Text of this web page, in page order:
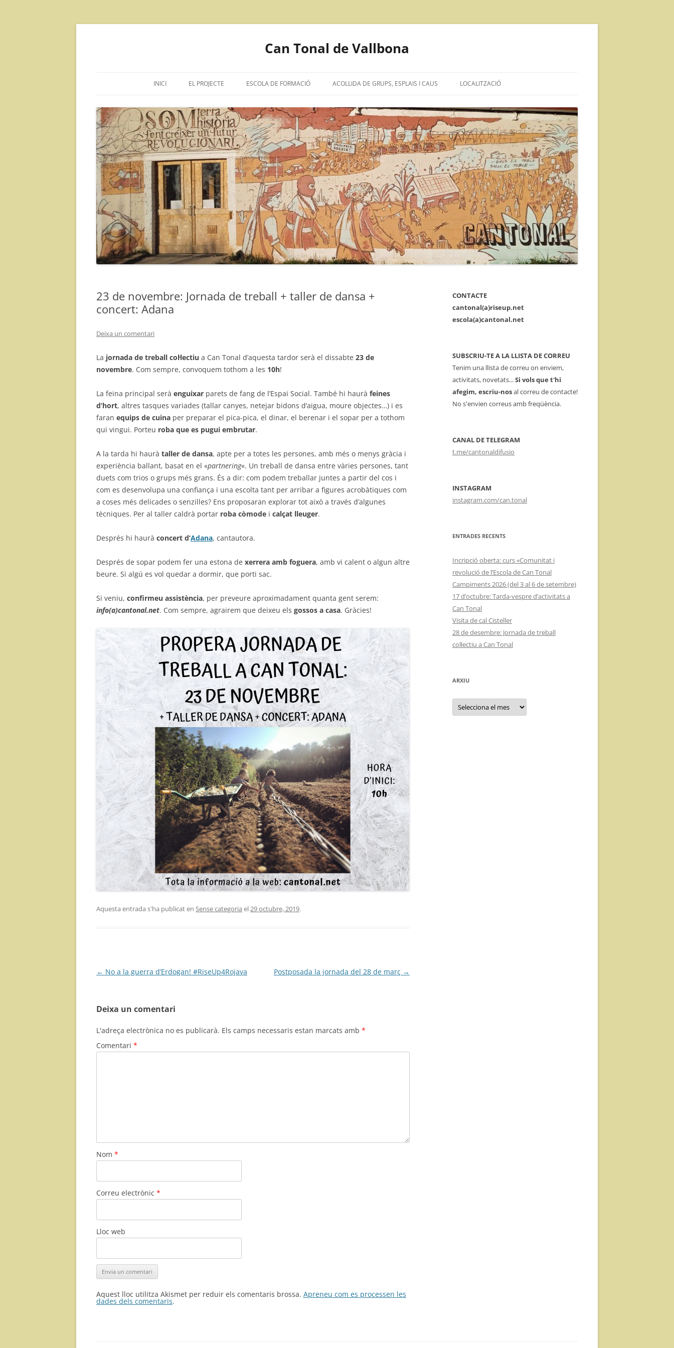
Vés
Can Tonal de Vallbona
INICI EL PROJECTE
INFORMACIÓN EN CASTELLANO
ESCOLA DE FORMACIÓ ACOLLIDA DE GRUPS, ESPLAIS I CAUS LOCALITZACIÓ
23 de novembre: Jornada de treball + taller de dansa +
concert: Adana
Deixa un comentari
La jornada de treball col·lectiu a Can Tonal d’aquesta tardor serà el dissabte 23 de
novembre. Com sempre, convoquem tothom a les 10h!
La feina principal serà enguixar parets de fang de l’Espai Social. També hi haurà feines
d’hort, altres tasques variades (tallar canyes, netejar bidons d’aigua, moure objectes…) i es
faran equips de cuina per preparar el pica-pica, el dinar, el berenar i el sopar per a tothom
qui vingui. Porteu roba que es pugui embrutar.
A la tarda hi haurà taller de dansa, apte per a totes les persones, amb més o menys gràcia i
experiència ballant, basat en el «partnering«. Un treball de dansa entre vàries persones, tant
duets com trios o grups més grans. És a dir: com podem treballar juntes a partir del cos i
com es desenvolupa una confiança i una escolta tant per arribar a figures acrobàtiques com
a coses més delicades o senzilles? Ens proposaran explorar tot això a través d’algunes
tècniques. Per al taller caldrà portar roba còmode i calçat lleuger.
Després hi haurà concert d’Adana, cantautora.
Després de sopar podem fer una estona de xerrera amb foguera, amb vi calent o algun altre
beure. Si algú es vol quedar a dormir, que porti sac.
Si veniu, confirmeu assistència, per preveure aproximadament quanta gent serem:
info(a)cantonal.net. Com sempre, agrairem que deixeu els gossos a casa. Gràcies!
Aquesta entrada s'ha publicat en Sense categoria el29 octubre, 2019.
Navegació
entrades
← No a la guerra d’Erdogan! #RiseUp4Rojava Postposada la jornada del 28 de març →
Deixa un comentari
L'adreça electrònica no es publicarà. Els camps necessaris estan marcats amb *
Comentari *
Nom *
Correu electrònic *
Lloc web
Aquest lloc utilitza Akismet per reduir els comentaris brossa. Apreneu com es processen les
dades dels comentaris.
CONTACTE
cantonal(a)riseup.net
escola(a)cantonal.net
SUBSCRIU-TE A LA LLISTA DE CORREU
Tenim una llista de correu on enviem,
activitats, novetats...Si vols que t'hi
afegim, escriu-nosal correu de contacte!
No s'envien correus amb freqüència.
CANAL DE TELEGRAM
t.me/cantonaldifusio
INSTAGRAM
instagram.com/can.tonal
ENTRADES RECENTS
Incripció oberta: curs «Comunitat i
revolució de l’Escola de Can Tonal
Campiments 2026 (del 3 al 6 de setembre)
17 d’octubre: Tarda-vespre d’activitats a
Can Tonal
Visita de cal Cisteller
28 de desembre: Jornada de treball
col·lectiu a Can Tonal
ARXIU
Arxiu